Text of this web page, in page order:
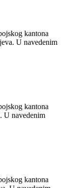
kantona
U navedenim
kantona
U navedenim
kantona